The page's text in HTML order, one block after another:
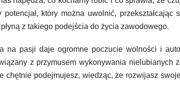
który można uwolnić, przekształcając
z takiego podejścia do życia zawodowego.
na pasji daje ogromne poczucie wolności i
z przymusem wykonywania nielubianych
chętnie podejmujesz, wiedząc, że rozwijasz